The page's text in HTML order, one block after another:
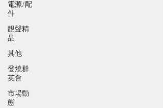
電源/配
件
靚聲精
品
其他
發燒群
英會
市場動
態